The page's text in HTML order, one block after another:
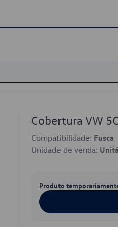
Cobertura VW
Compatibilidade: Fusca
Unidade de venda:
Produto